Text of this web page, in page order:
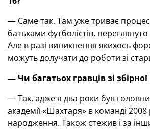
— Саме так. Там уже триває
батьками футболістів,
Але в разі виникнення якихось
можуть долучати до роботи зі
— Чи багатьох гравців зі
— Так, адже я два роки був
академії «Шахтаря» в команді 2008
народження. Також стежив і за